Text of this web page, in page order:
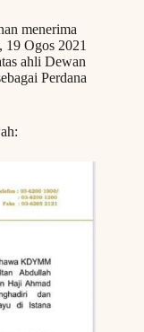
menerima
19 Ogos 2021
ahli Dewan
Perdana